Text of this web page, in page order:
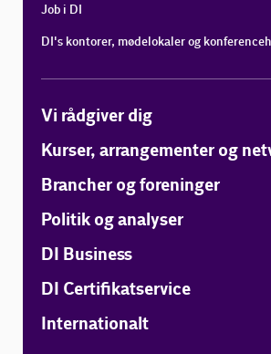
Job i DI
DI's kontorer, mødelokaler og
Vi rådgiver dig
Kurser, arrangementer og
Brancher og foreninger
Politik og analyser
DI Business
DI Certifikatservice
Internationalt